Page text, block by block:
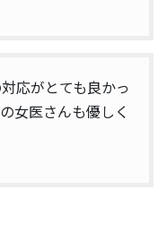
応がとても良かっ
女医さんも優しく